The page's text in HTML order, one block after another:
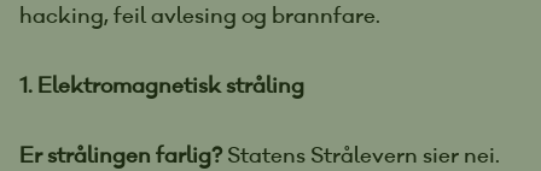
hacking, feil avlesing og brannfare.
1. Elektromagnetisk stråling
Er strålingen farlig? Statens Strålevern sier nei.